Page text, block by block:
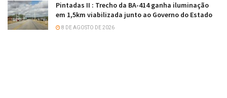
Pintadas II : Trecho da BA-414 ganha iluminação
em 1,5km viabilizada junto ao Governo do Estado
8 DE AGOSTO DE 2026